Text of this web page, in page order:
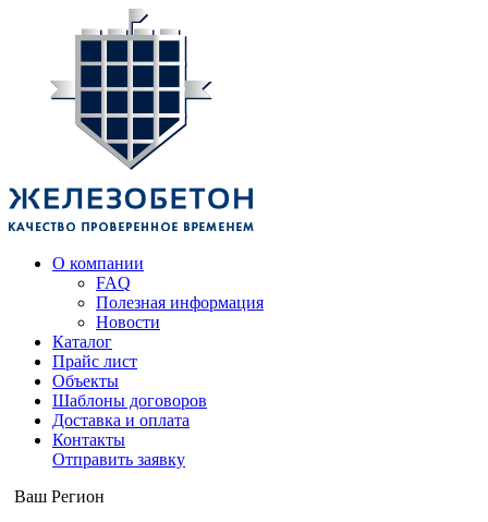
О компании
FAQ
Полезная информация
Новости
Каталог
Прайс лист
Объекты
Шаблоны договоров
Доставка и оплата
Контакты
Отправить заявку
Ваш Регион